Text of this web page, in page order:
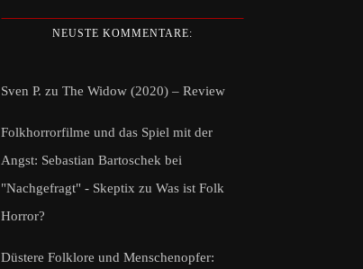
NEUSTE KOMMENTARE:
Sven P. zu The Widow (2020) – Review
Folkhorrorfilme und das Spiel mit der
Angst: Sebastian Bartoschek bei
"Nachgefragt" - Skeptix zu Was ist Folk
Horror?
Düstere Folklore und Menschenopfer: